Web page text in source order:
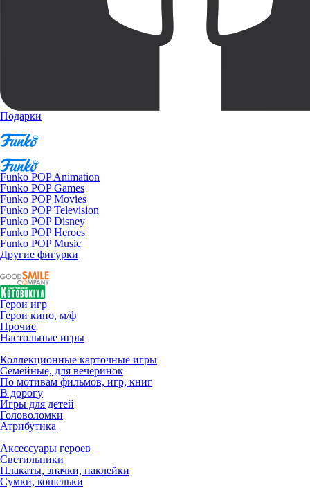
Подарки
Funko POP Animation
Funko POP Games
Funko POP Movies
Funko POP Television
Funko POP Disney
Funko POP Heroes
Funko POP Music
Другие фигурки
Герои игр
Герои кино, м/ф
Прочие
Настольные игры
Коллекционные карточные игры
Семейные, для вечеринок
По мотивам фильмов, игр, книг
В дорогу
Игры для детей
Головоломки
Атрибутика
Аксессуары героев
Светильники
Плакаты, значки, наклейки
Сумки, кошельки